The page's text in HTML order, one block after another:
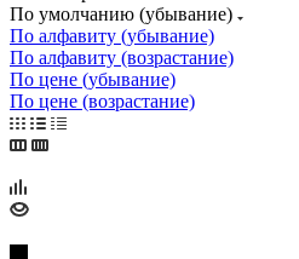
По умолчанию (убывание)
По алфавиту (убывание)
По алфавиту (возрастание)
По цене (убывание)
По цене (возрастание)